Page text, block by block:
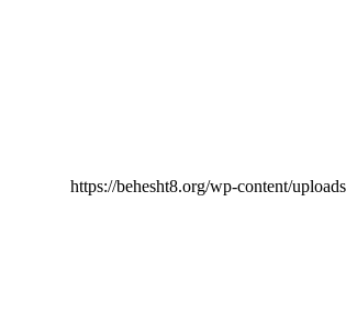
https://behesht8.org/wp-content/